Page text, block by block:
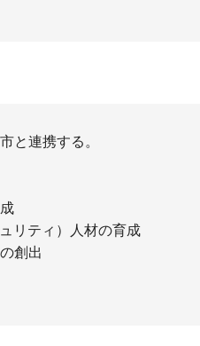
と連携する。
リティ）人材の育成
創出